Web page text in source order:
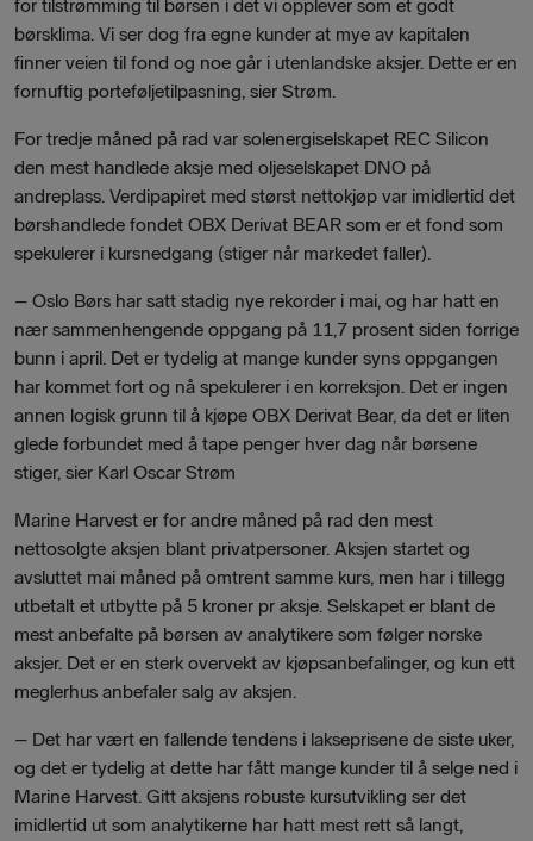
for tilstrømming til børsen i det vi opplever som et godt
børsklima. Vi ser dog fra egne kunder at mye av kapitalen
finner veien til fond og noe går i utenlandske aksjer. Dette er en
fornuftig porteføljetilpasning, sier Strøm.
For tredje måned på rad var solenergiselskapet REC Silicon
den mest handlede aksje med oljeselskapet DNO på
andreplass. Verdipapiret med størst nettokjøp var imidlertid det
børshandlede fondet OBX Derivat BEAR som er et fond som
spekulerer i kursnedgang (stiger når markedet faller).
– Oslo Børs har satt stadig nye rekorder i mai, og har hatt en
nær sammenhengende oppgang på 11,7 prosent siden forrige
bunn i april. Det er tydelig at mange kunder syns oppgangen
har kommet fort og nå spekulerer i en korreksjon. Det er ingen
annen logisk grunn til å kjøpe OBX Derivat Bear, da det er liten
glede forbundet med å tape penger hver dag når børsene
stiger, sier Karl Oscar Strøm
Marine Harvest er for andre måned på rad den mest
nettosolgte aksjen blant privatpersoner. Aksjen startet og
avsluttet mai måned på omtrent samme kurs, men har i tillegg
utbetalt et utbytte på 5 kroner pr aksje. Selskapet er blant de
mest anbefalte på børsen av analytikere som følger norske
aksjer. Det er en sterk overvekt av kjøpsanbefalinger, og kun ett
meglerhus anbefaler salg av aksjen.
– Det har vært en fallende tendens i lakseprisene de siste uker,
og det er tydelig at dette har fått mange kunder til å selge ned i
Marine Harvest. Gitt aksjens robuste kursutvikling ser det
imidlertid ut som analytikerne har hatt mest rett så langt,